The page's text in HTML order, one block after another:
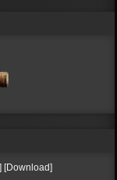
[Download]